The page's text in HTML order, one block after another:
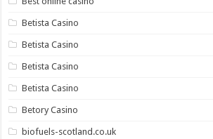
Betista Casino
Betista Casino
Betista Casino
Betista Casino
Betory Casino
biofuels-scotland.co.uk